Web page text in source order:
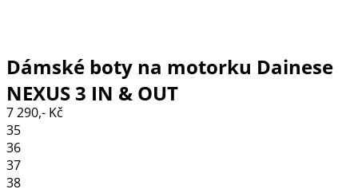
Dámské boty na motorku Dainese
NEXUS 3 IN & OUT
BLACK/BLACK/WHITE
7 290,- Kč
35
36
37
38